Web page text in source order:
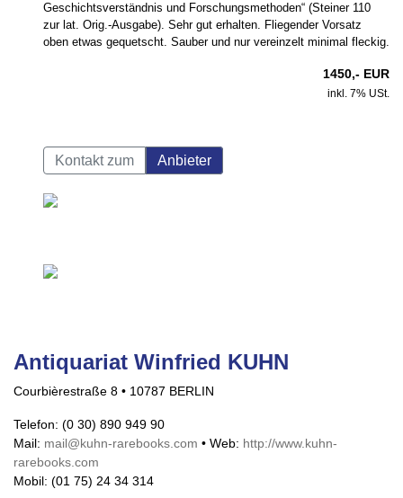
Geschichtsverständnis und Forschungsmethoden“ (Steiner 110
zur lat. Orig.-Ausgabe). Sehr gut erhalten. Fliegender Vorsatz
oben etwas gequetscht. Sauber und nur vereinzelt minimal fleckig.
1450,- EUR
inkl. 7% USt.
Kontakt zum Anbieter
Antiquariat Winfried KUHN
Courbièrestraße 8 • 10787 BERLIN
Telefon: (0 30) 890 949 90
Mail: mail@kuhn-rarebooks.com • Web: http://www.kuhn-
rarebooks.com
Mobil: (01 75) 24 34 314